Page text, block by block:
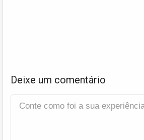
Deixe um comentário